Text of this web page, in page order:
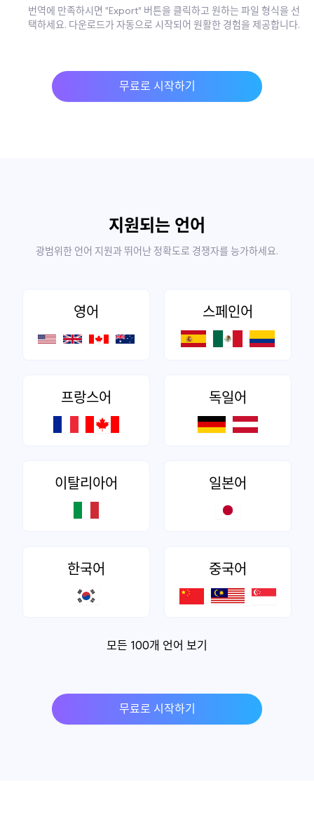
번역에 만족하시면 "Export" 버튼을 클릭하고 원하는 파일 형식을 선
택하세요. 다운로드가 자동으로 시작되어 원활한 경험을 제공합니다.
무료로 시작하기
지원되는 언어
광범위한 언어 지원과 뛰어난 정확도로 경쟁자를 능가하세요.
영어 스페인어
프랑스어 독일어
이탈리아어 일본어
한국어 중국어
모든 100개 언어 보기
무료로 시작하기